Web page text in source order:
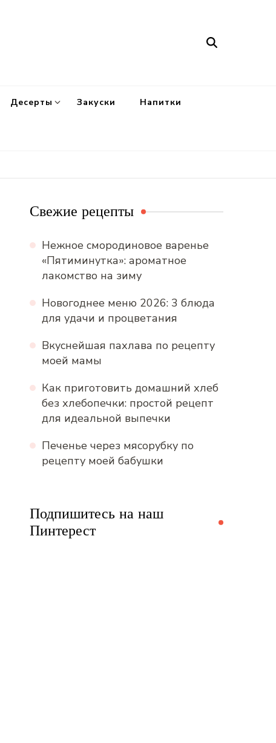
Десерты Закуски Напитки
Свежие рецепты
Нежное смородиновое варенье
«Пятиминутка»: ароматное
лакомство на зиму
Новогоднее меню 2026: 3 блюда
для удачи и процветания
Вкуснейшая пахлава по рецепту
моей мамы
Как приготовить домашний хлеб
без хлебопечки: простой рецепт
для идеальной выпечки
Печенье через мясорубку по
рецепту моей бабушки
Подпишитесь на наш
Пинтерест